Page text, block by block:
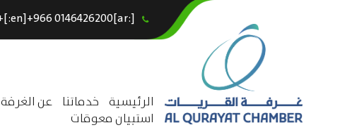
[:ar]966146426200+[:en]+966 0146426200[:]
الرئيسية خدماتنا عن الغرفة
استبيان معوقات